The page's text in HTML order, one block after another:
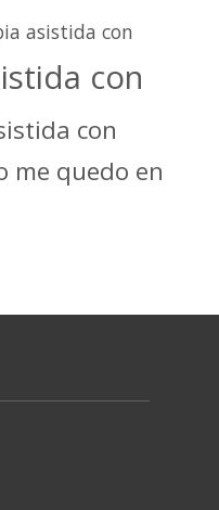
asistida con
con
con
me quedo en